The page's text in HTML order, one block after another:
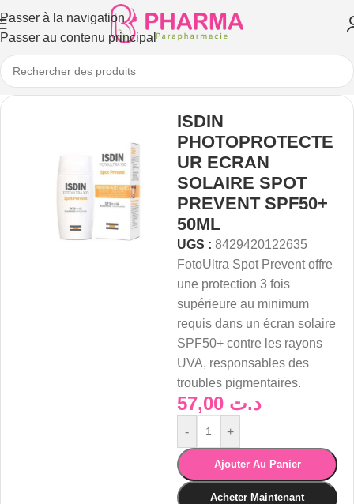
Passer à la navigation
Passer au contenu principal
ISDIN
PHOTOPROTECTE
UR ECRAN
SOLAIRE SPOT
PREVENT SPF50+
50ML
UGS : 8429420122635
FotoUltra Spot Prevent offre
une protection 3 fois
supérieure au minimum
requis dans un écran solaire
SPF50+ contre les rayons
UVA, responsables des
troubles pigmentaires.
د.ت
- +
Ajouter Au Panier
Acheter Maintenant